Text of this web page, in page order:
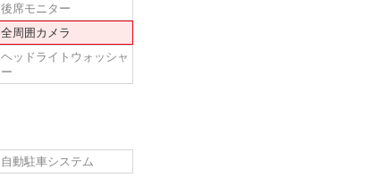
後席モニター
全周囲カメラ
ヘッドライトウォッシャ
ー
自動駐車システム